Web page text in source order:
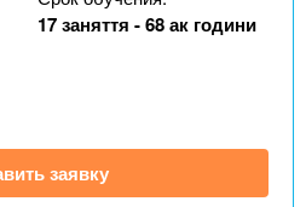
курсы
17 заняття - 68 ак години
заявку